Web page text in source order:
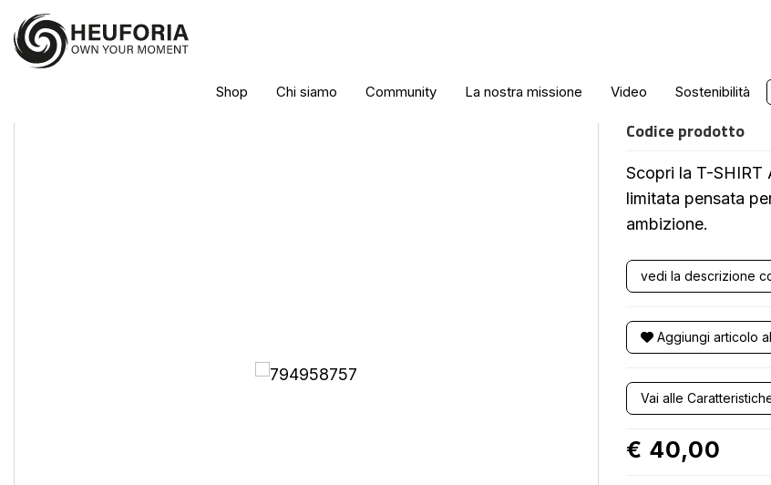
Shop Chi siamo Community La nostra missione Video Sostenibilità
LIMITED
Codice prodotto
Scopri la T-SHIRT
limitata pensata
ambizione.
vedi la descrizione
Aggiungi articolo
Vai alle
€ 40,00